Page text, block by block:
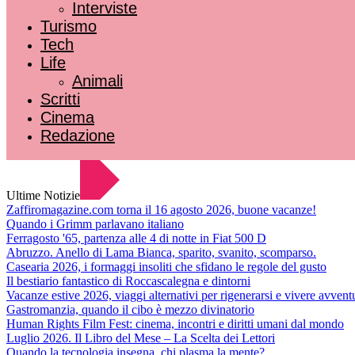
Interviste
Turismo
Tech
Life
Animali
Scritti
Cinema
Redazione
Ultime Notizie
Zaffiromagazine.com torna il 16 agosto 2026, buone vacanze!
Quando i Grimm parlavano italiano
Ferragosto '65, partenza alle 4 di notte in Fiat 500 D
Abruzzo. Anello di Lama Bianca, sparito, svanito, scomparso.
Casearia 2026, i formaggi insoliti che sfidano le regole del gusto
Il bestiario fantastico di Roccascalegna e dintorni
Vacanze estive 2026, viaggi alternativi per rigenerarsi e vivere
Gastromanzia, quando il cibo è mezzo divinatorio
Human Rights Film Fest: cinema, incontri e diritti umani dal mondo
Luglio 2026. Il Libro del Mese – La Scelta dei Lettori
Quando la tecnologia insegna, chi plasma la mente?